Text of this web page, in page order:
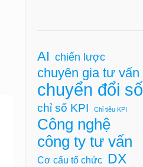
AI chiến lược
chuyên gia tư vấn
chuyển đổi số
chỉ số KPI Chỉ tiêu KPI
Công nghệ
công ty tư vấn
Cơ cấu tổ chức DX